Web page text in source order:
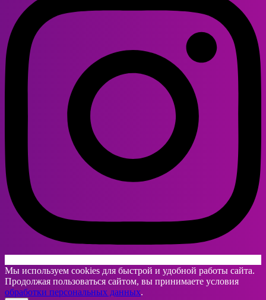
Мы используем cookies для быстрой и удобной работы сайта.
Продолжая пользоваться сайтом, вы принимаете условия
обработки персональных данных.